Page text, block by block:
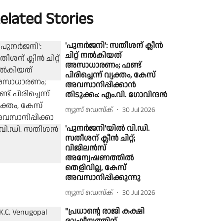
Stories
'പുനർജനി': സതീശന് ക്ലീന്‍
ചിറ്റ് നല്‍കിയത്
അസാധാരണം; ഫണ്ട്
പിരിച്ചെന്ന് വ്യക്തം, കേസ്
അവസാനിപ്പിക്കാൻ
തിടുക്കം: എം.വി. ഗോവിന്ദന്‍
ന്യൂസ് ഡെസ്ക് 30 Jul 2026
'പുനർജനി'യില്‍ വി.ഡി.
സതീശന് ക്ലീന്‍ ചിറ്റ്;
വിജിലൻസ്
അന്വേഷണത്തിൽ
തെളിവില്ല, കേസ്
അവസാനിപ്പിക്കുന്നു
ന്യൂസ് ഡെസ്ക് 30 Jul 2026
"പ്രധാൻ്റെ രാജി കക്ഷി